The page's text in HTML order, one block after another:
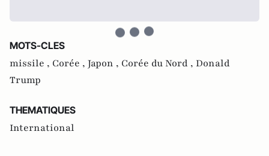
MOTS-CLES
missile , Corée , Japon , Corée du Nord , Donald
Trump
THEMATIQUES
International